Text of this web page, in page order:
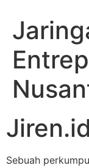
Jiren.id
Sebuah